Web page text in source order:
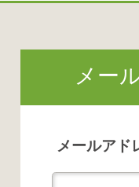
メー
メールアド